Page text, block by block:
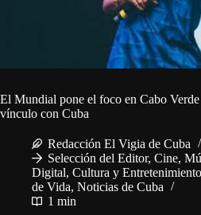
El Mundial pone el foco en Cabo
vínculo con Cuba
Redacción El Vigia de Cuba
Selección del Editor, Cine,
Digital, Cultura y
de Vida, Noticias de Cuba
1 min